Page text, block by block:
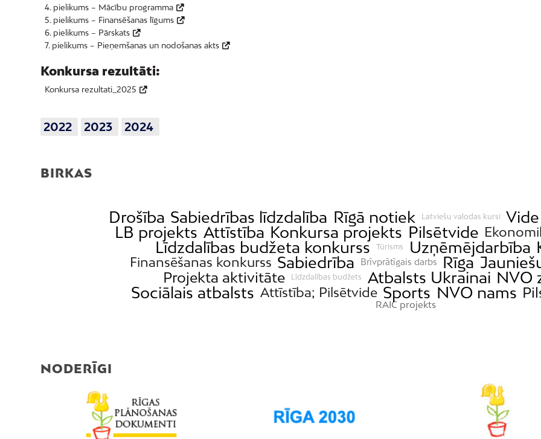
4. pielikums – Mācību programma
5. pielikums – Finansēšanas līgums
6. pielikums – Pārskats
7. pielikums – Pieņemšanas un nodošanas akts
Konkursa rezultāti:
Konkursa rezultati_2025
2022 2023 2024
BIRKAS
Drošība Sabiedrības līdzdalība Rīgā notiek Latviešu valodas kursi Vide
LB projekts Attīstība Konkursa projekts Pilsētvide
Līdzdalības budžeta konkurss
Tūrisms Uzņēmējdarbība
Finansēšanas konkurss Sabiedrība Brīvprātīgais darbs Rīga
Projekta aktivitāte Līdzdalības budžets Atbalsts Ukrainai NVO
Sociālais atbalsts Attīstība; Pilsētvide Sports NVO nams
RAIC projekts
NODERĪGI